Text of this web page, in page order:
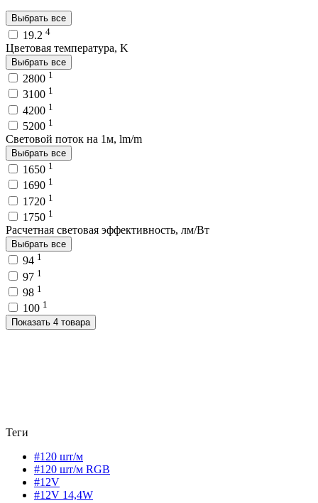
Выбрать все
19.2 4
Цветовая температура, K
Выбрать все
2800 1
3100 1
4200 1
5200 1
Световой поток на 1м, lm/m
Выбрать все
1650 1
1690 1
1720 1
1750 1
Расчетная световая эффективность, лм/Вт
Выбрать все
94 1
97 1
98 1
100 1
Показать 4 товара
Теги
#120 шт/м
#120 шт/м RGB
#12V
#12V 14,4W